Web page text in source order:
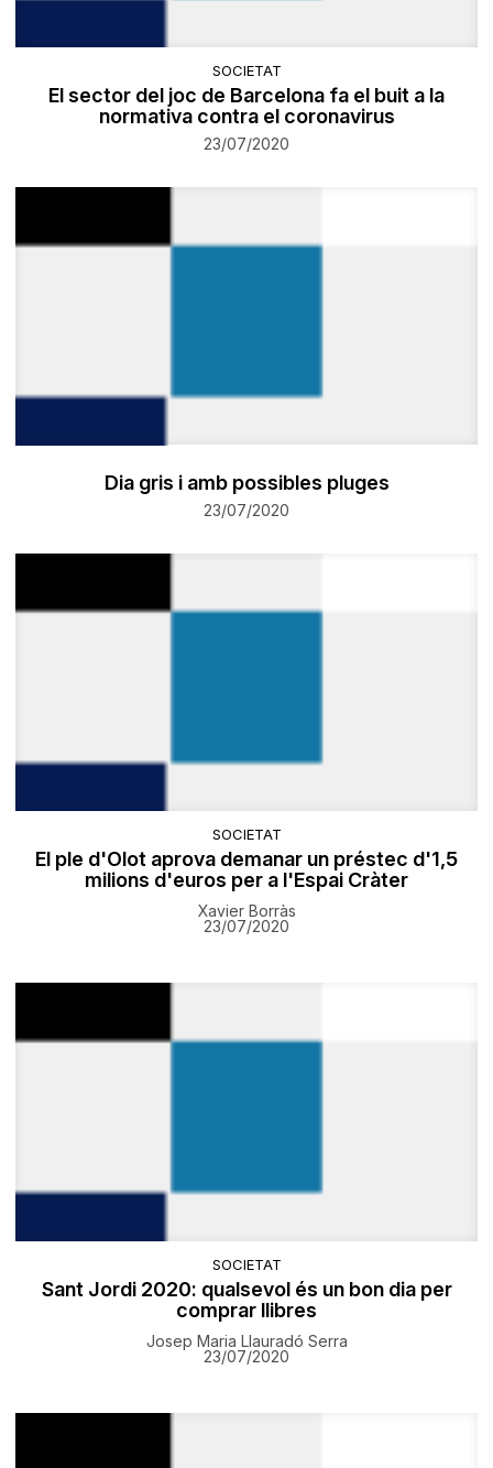
SOCIETAT
El sector del joc de Barcelona fa el buit a la
normativa contra el coronavirus
23/07/2020
Dia gris i amb possibles pluges
23/07/2020
SOCIETAT
El ple d'Olot aprova demanar un préstec d'1,5
milions d'euros per a l'Espai Cràter
Xavier Borràs
23/07/2020
SOCIETAT
Sant Jordi 2020: qualsevol és un bon dia per
comprar llibres
Josep Maria Llauradó Serra
23/07/2020